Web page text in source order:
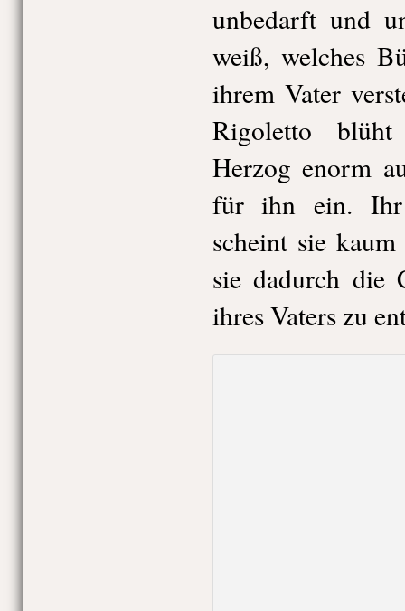
unbedarft und
weiß, welches
ihrem Vater
Rigoletto
Herzog enorm
für ihn ein. Ihr
scheint sie
sie dadurch die
ihres Vaters zu